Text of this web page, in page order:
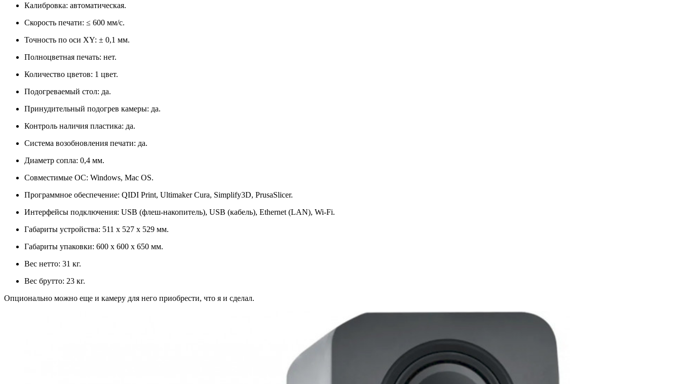
Калибровка: автоматическая.
Скорость печати: ≤ 600 мм/с.
Точность по оси XY: ± 0,1 мм.
Полноцветная печать: нет.
Количество цветов: 1 цвет.
Подогреваемый стол: да.
Принудительный подогрев камеры: да.
Контроль наличия пластика: да.
Система возобновления печати: да.
Диаметр сопла: 0,4 мм.
Совместимые ОС: Windows, Mac OS.
Программное обеспечение: QIDI Print, Ultimaker Cura, Simplify3D, PrusaSlicer.
Интерфейсы подключения: USB (флеш-накопитель), USB (кабель), Ethernet (LAN), Wi-Fi.
Габариты устройства: 511 х 527 х 529 мм.
Габариты упаковки: 600 х 600 х 650 мм.
Вес нетто: 31 кг.
Вес брутто: 23 кг.
Опционально можно еще и камеру для него приобрести, что я и сделал.